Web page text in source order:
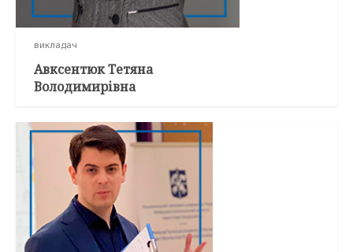
викладач
Авксентюк Тетяна
Володимирівна